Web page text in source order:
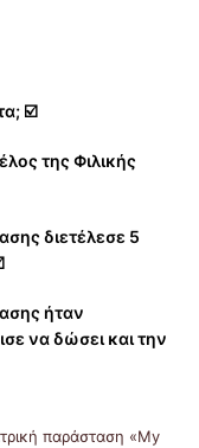
☑️
της Φιλικής
διετέλεσε 5
ήταν
να δώσει και την
παράσταση «Μy